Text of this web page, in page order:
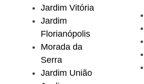
Jardim Vitória
Jardim
Florianópolis
Morada da
Serra
Jardim União